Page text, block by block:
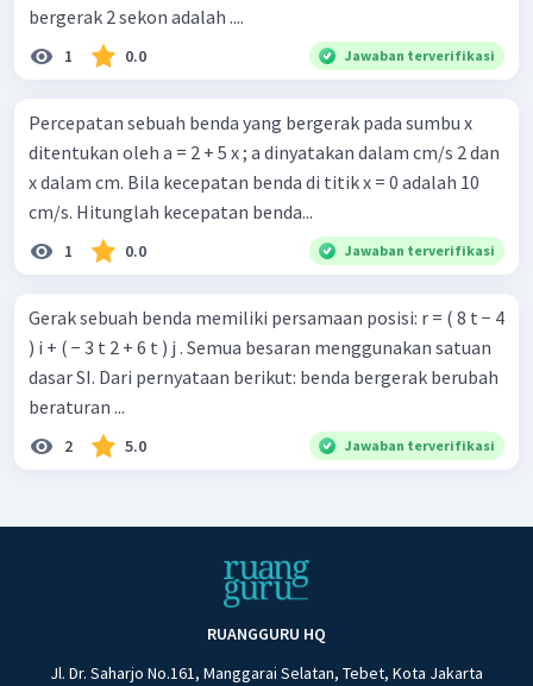
bergerak 2 sekon adalah ....
1 0.0 Jawaban terverifikasi
Percepatan sebuah benda yang bergerak pada sumbu x
ditentukan oleh a = 2 + 5 x ; a dinyatakan dalam cm/s 2 dan
x dalam cm. Bila kecepatan benda di titik x = 0 adalah 10
cm/s. Hitunglah kecepatan benda...
1 0.0 Jawaban terverifikasi
Gerak sebuah benda memiliki persamaan posisi: r = ( 8 t − 4
) i + ( − 3 t 2 + 6 t ) j . Semua besaran menggunakan satuan
dasar SI. Dari pernyataan berikut: benda bergerak berubah
beraturan ...
2 5.0 Jawaban terverifikasi
RUANGGURU HQ
Jl. Dr. Saharjo No.161, Manggarai Selatan, Tebet, Kota Jakarta